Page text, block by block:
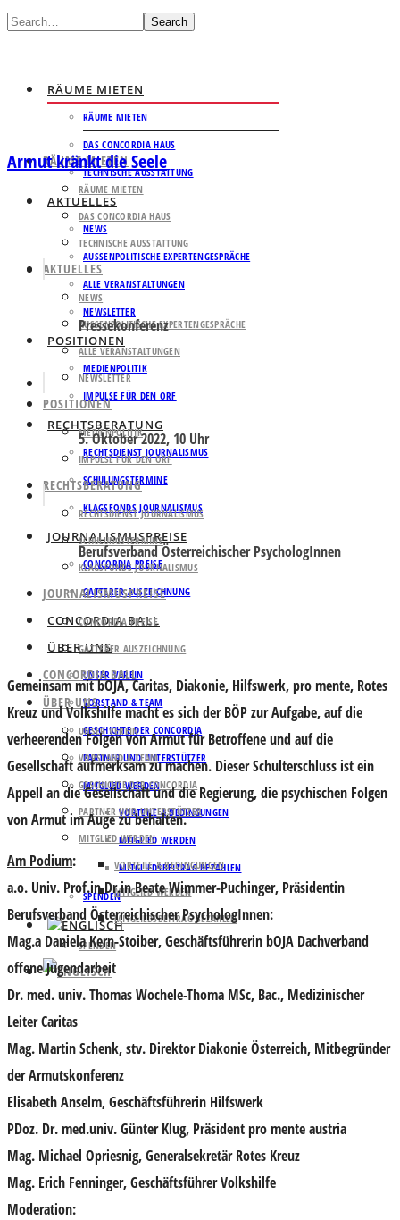
Search
RÄUME MIETEN
RÄUME MIETEN
DAS CONCORDIA HAUS
TECHNISCHE AUSSTATTUNG
AKTUELLES
NEWS
AUSSENPOLITISCHE EXPERTENGESPRÄCHE
ALLE VERANSTALTUNGEN
NEWSLETTER
POSITIONEN
MEDIENPOLITIK
IMPULSE FÜR DEN ORF
RECHTSBERATUNG
RECHTSDIENST JOURNALISMUS
SCHULUNGSTERMINE
KLAGSFONDS JOURNALISMUS
JOURNALISMUSPREISE
CONCORDIA PREISE
GATTERER AUSZEICHNUNG
CONCORDIA BALL
ÜBER UNS
UNSER VEREIN
VORSTAND & TEAM
GESCHICHTE DER CONCORDIA
PARTNER UND UNTERSTÜTZER
MITGLIED WERDEN
VORTEILE & BEDINGUNGEN
MITGLIED WERDEN
MITGLIEDSBEITRAG BEZAHLEN
SPENDEN
RÄUME MIETEN
RÄUME MIETEN
DAS CONCORDIA HAUS
TECHNISCHE AUSSTATTUNG
AKTUELLES
NEWS
AUSSENPOLITISCHE EXPERTENGESPRÄCHE
ALLE VERANSTALTUNGEN
NEWSLETTER
POSITIONEN
MEDIENPOLITIK
IMPULSE FÜR DEN ORF
RECHTSBERATUNG
RECHTSDIENST JOURNALISMUS
SCHULUNGSTERMINE
KLAGSFONDS JOURNALISMUS
JOURNALISMUSPREISE
CONCORDIA PREISE
GATTERER AUSZEICHNUNG
CONCORDIA BALL
ÜBER UNS
UNSER VEREIN
VORSTAND & TEAM
GESCHICHTE DER CONCORDIA
PARTNER UND UNTERSTÜTZER
MITGLIED WERDEN
VORTEILE & BEDINGUNGEN
MITGLIED WERDEN
MITGLIEDSBEITRAG BEZAHLEN
SPENDEN
Armut kränkt die Seele
Pressekonferenz
5. Oktober 2022, 10 Uhr
Berufsverband Österreichischer PsychologInnen
Gemeinsam mit bOJA, Caritas, Diakonie, Hilfswerk, pro mente, Rotes
Kreuz und Volkshilfe macht es sich der BÖP zur Aufgabe, auf die
verheerenden Folgen von Armut für Betroffene und auf die
Gesellschaft aufmerksam zu machen. Dieser Schulterschluss ist ein
Appell an die Gesellschaft und die Regierung, die psychischen Folgen
von Armut im Auge zu behalten.
Am Podium:
a.o. Univ. Prof.in Dr.in Beate Wimmer-Puchinger, Präsidentin
Berufsverband Österreichischer PsychologInnen:
Mag.a Daniela Kern-Stoiber, Geschäftsführerin bOJA Dachverband
offene Jugendarbeit
Dr. med. univ. Thomas Wochele-Thoma MSc, Bac., Medizinischer
Leiter Caritas
Mag. Martin Schenk, stv. Direktor Diakonie Österreich, Mitbegründer
der Armutskonferenz
Elisabeth Anselm, Geschäftsführerin Hilfswerk
PDoz. Dr. med.univ. Günter Klug, Präsident pro mente austria
Mag. Michael Opriesnig, Generalsekretär Rotes Kreuz
Mag. Erich Fenninger, Geschäftsführer Volkshilfe
Moderation: